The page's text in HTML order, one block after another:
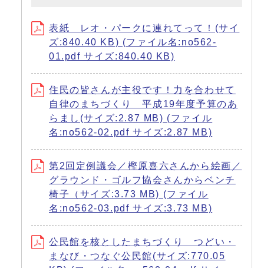
表紙 レオ・パークに連れてって！(サイ
ズ:840.40 KB) (ファイル名:no562-
01.pdf サイズ:840.40 KB)
住民の皆さんが主役です！力を合わせて
自律のまちづくり 平成19年度予算のあ
らまし(サイズ:2.87 MB) (ファイル
名:no562-02.pdf サイズ:2.87 MB)
第2回定例議会／樫原喜六さんから絵画／
グラウンド・ゴルフ協会さんからベンチ
椅子（サイズ:3.73 MB) (ファイル
名:no562-03.pdf サイズ:3.73 MB)
公民館を核としたまちづくり つどい・
まなび・つなぐ公民館(サイズ:770.05